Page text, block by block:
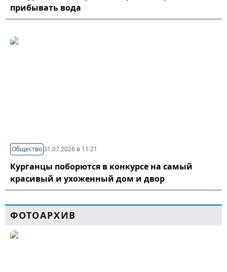
прибывать вода
Общество31.07.2026 в 11:21
Курганцы поборются в конкурсе на самый
красивый и ухоженный дом и двор
ФОТОАРХИВ